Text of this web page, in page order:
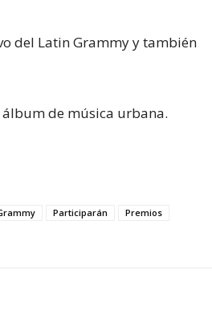
del Latin Grammy y también
de música urbana.
Participarán
Premios